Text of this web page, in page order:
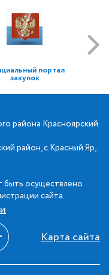
портал
закупок
района Красноярский
район, с.Красный Яр,
быть осуществлено
сайта.
Карта сайта